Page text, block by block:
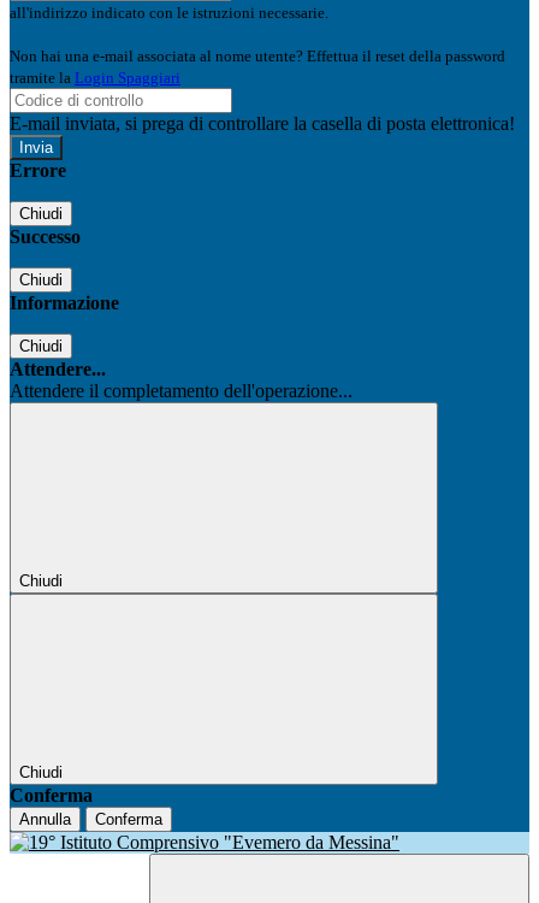
all'indirizzo indicato con le istruzioni necessarie.
Non hai una e-mail associata al nome utente? Effettua il reset della password
tramite la Login Spaggiari
E-mail inviata, si prega di controllare la casella di posta elettronica!
Errore
Chiudi
Successo
Chiudi
Informazione
Chiudi
Attendere...
Attendere il completamento dell'operazione...
Chiudi
Chiudi
Conferma
Annulla Conferma